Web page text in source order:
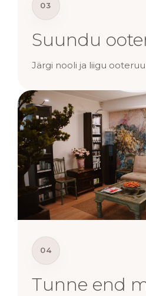
03
Suundu
Järgi nooli ja liigu
04
Tunne end